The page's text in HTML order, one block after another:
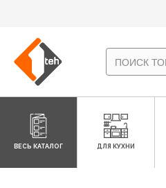
ВЕСЬ КАТАЛОГ ДЛЯ КУХНИ